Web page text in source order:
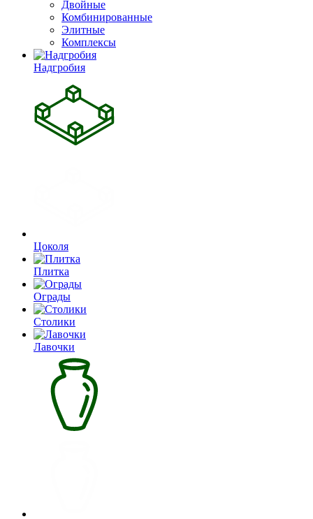
Двойные
Комбинированные
Элитные
Комплексы
Надгробия
Цоколя
Плитка
Ограды
Столики
Лавочки